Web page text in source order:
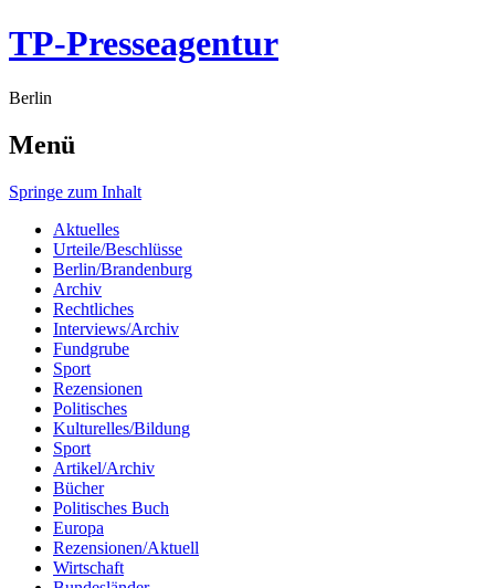
TP-Presseagentur
Berlin
Menü
Springe zum Inhalt
Aktuelles
Urteile/Beschlüsse
Berlin/Brandenburg
Archiv
Rechtliches
Interviews/Archiv
Fundgrube
Sport
Rezensionen
Politisches
Kulturelles/Bildung
Sport
Artikel/Archiv
Bücher
Politisches Buch
Europa
Rezensionen/Aktuell
Wirtschaft